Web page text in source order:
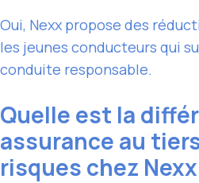
Oui, Nexx propose des
les jeunes conducteurs qui
conduite responsable.
Quelle est la
assurance au
risques chez